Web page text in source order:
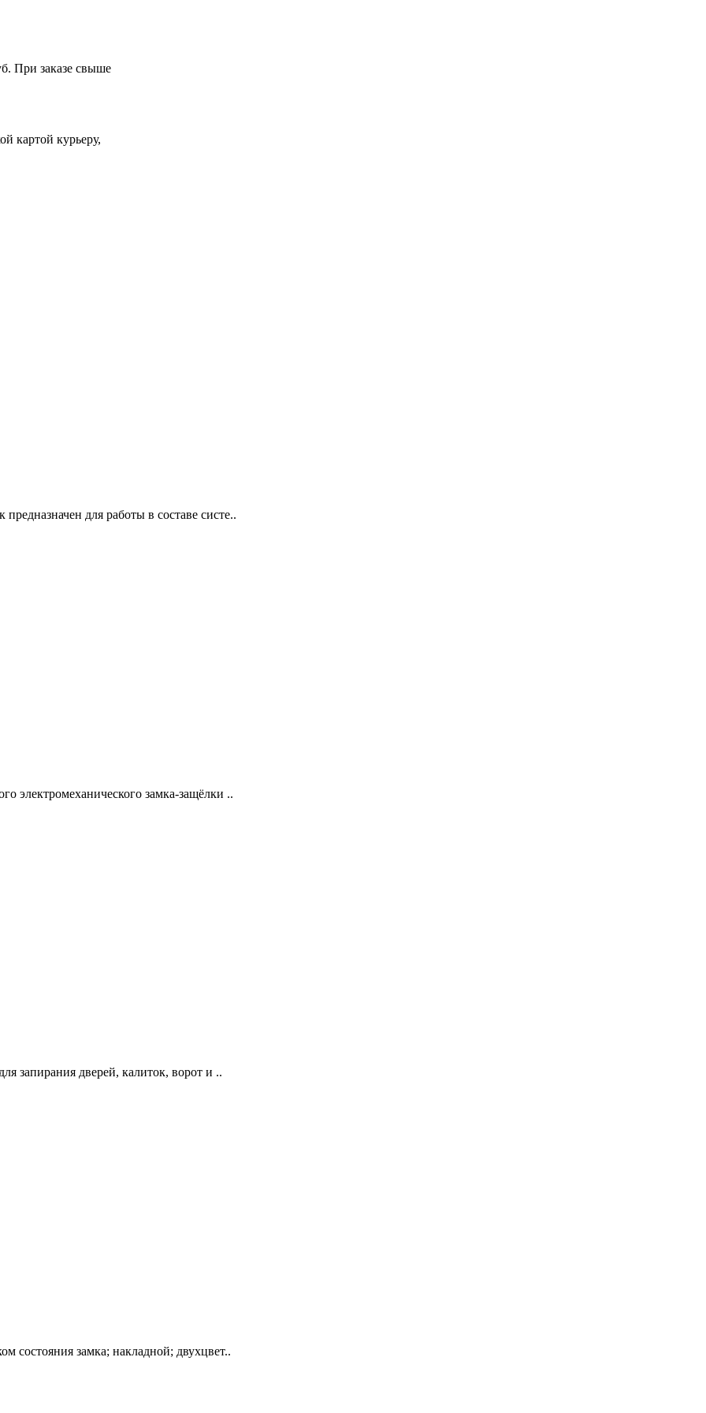
При заказе свыше
картой курьеру,
для работы в составе систе..
электромеханического замка-защёлки ..
запирания дверей, калиток, ворот и ..
состояния замка; накладной; двухцвет..